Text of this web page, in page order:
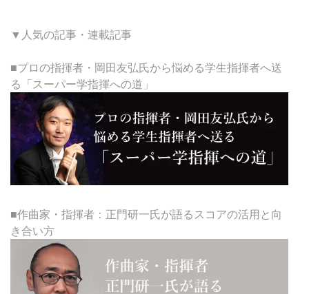
▼人気の記事・連載記事
■プロの指揮者・岡田友弘氏から悩める学生指揮者へ送
る「スーパー学指揮への道」
■作曲家・指揮者：正門研一氏が語るスコアの活用と向
き合い方